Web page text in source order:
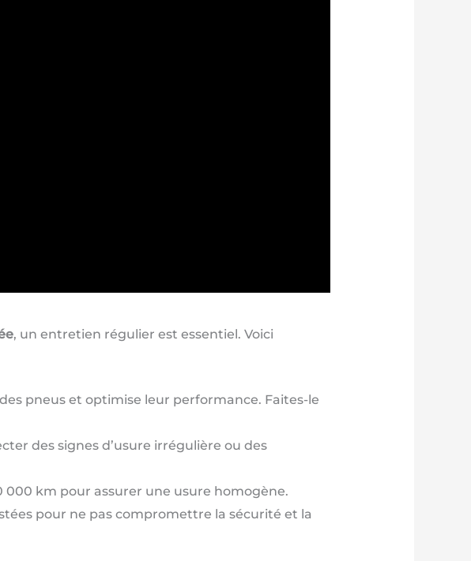
, un entretien régulier est essentiel. Voici
pneus et optimise leur performance. Faites-le
des signes d’usure irrégulière ou des
000 km pour assurer une usure homogène.
pour ne pas compromettre la sécurité et la